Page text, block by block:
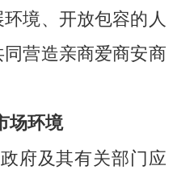
境、开放包容的人
营造亲商爱商安商
场环境
府及其有关部门应